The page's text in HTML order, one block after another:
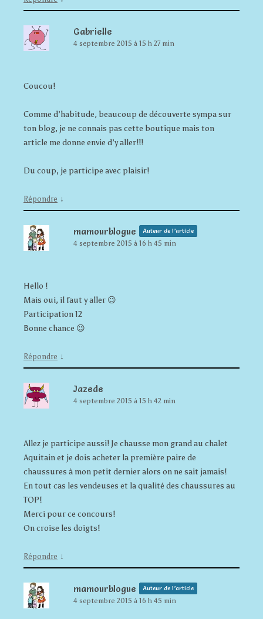
Gabrielle
4 septembre 2015 à 15 h 27 min
Coucou!
Comme d’habitude, beaucoup de découverte sympa sur
ton blog, je ne connais pas cette boutique mais ton
article me donne envie d’y aller!!!
Du coup, je participe avec plaisir!
Répondre ↓
mamourblogue Auteur de l’article
4 septembre 2015 à 16 h 45 min
Hello !
Mais oui, il faut y aller 😉
Participation 12
Bonne chance 😉
Répondre ↓
Jazede
4 septembre 2015 à 15 h 42 min
Allez je participe aussi! Je chausse mon grand au chalet
Aquitain et je dois acheter la première paire de
chaussures à mon petit dernier alors on ne sait jamais!
En tout cas les vendeuses et la qualité des chaussures au
TOP!
Merci pour ce concours!
On croise les doigts!
Répondre ↓
mamourblogue Auteur de l’article
4 septembre 2015 à 16 h 45 min